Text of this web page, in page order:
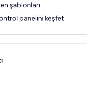
şablonları
panelini keşfet